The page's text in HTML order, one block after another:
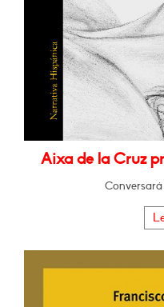
Aixa de la Cruz